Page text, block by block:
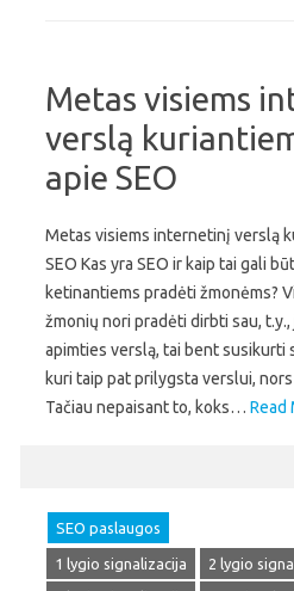
Metas visiems
verslą
apie SEO
Metas visiems internetinį verslą
SEO Kas yra SEO ir kaip tai gali
ketinantiems pradėti žmonėms?
žmonių nori pradėti dirbti sau,
apimties verslą, tai bent susikurti
kuri taip pat prilygsta verslui,
Tačiau nepaisant to, koks… Read
SEO paslaugos
1 lygio signalizacija
2 lygio